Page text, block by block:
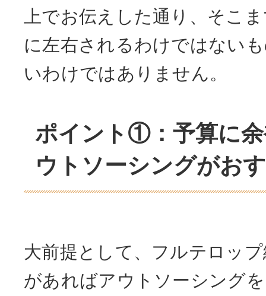
上でお伝えした通り、そこ
に左右されるわけではない
いわけではありません。
ポイント①：予算に
ウトソーシングがお
大前提として、フルテロッ
があればアウトソーシング